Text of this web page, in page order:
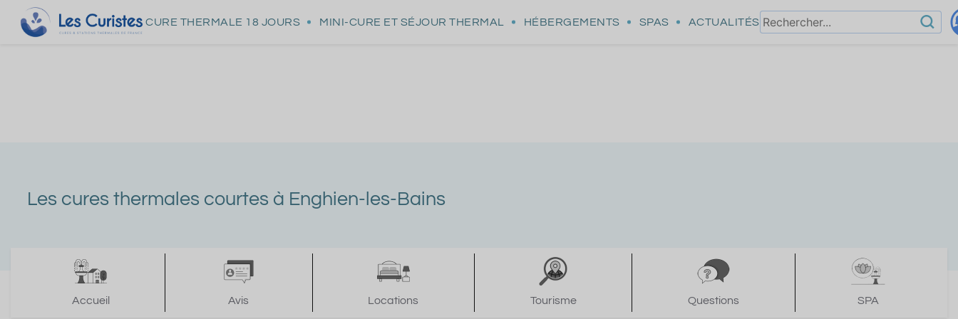
CURE THERMALE 18 JOURS MINI-CURE ET SÉJOUR THERMAL HÉBERGEMENTS SPAS ACTUALITÉS
Les cures thermales courtes à Enghien-les-Bains
Accueil Avis Locations Tourisme Questions SPA